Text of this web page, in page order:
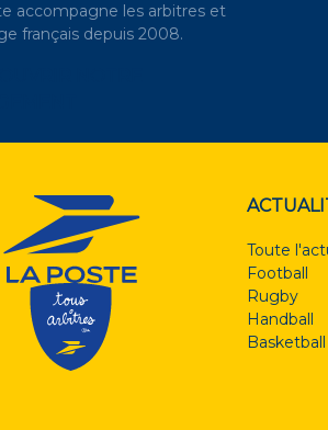
accompagne les arbitres et
français depuis 2008.
Toute
Football
Rugby
Handball
Basketball